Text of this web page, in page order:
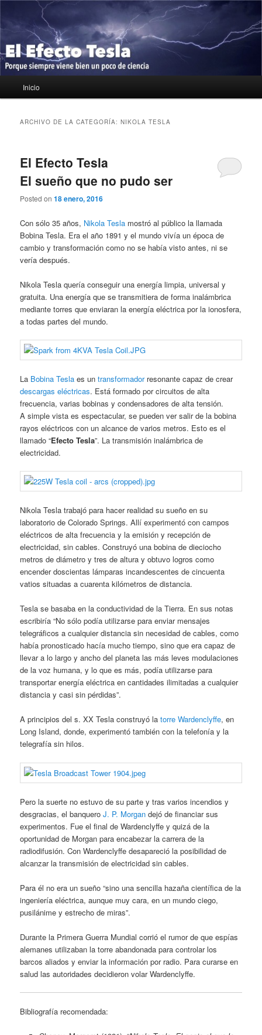
contenido
principal
contenido
secundario
El Efecto Tesla
Porque siempre viene bien un poco de ciencia
principal
Inicio
ARCHIVO DE LA CATEGORÍA:NIKOLA TESLA
El Efecto Tesla
El sueño que no pudo ser
Posted on18 enero, 2016
Con sólo 35 años, Nikola Tesla mostró al público la llamada
Bobina Tesla. Era el año 1891 y el mundo vivía un época de
cambio y transformación como no se había visto antes, ni se
vería después.
Nikola Tesla quería conseguir una energía limpia, universal y
gratuita. Una energía que se transmitiera de forma inalámbrica
mediante torres que enviaran la energía eléctrica por la ionosfera,
a todas partes del mundo.
La Bobina Tesla es untransformadorresonante capaz de crear
descargas eléctricas. Está formado por circuitos de alta
frecuencia, varias bobinas y condensadores de alta tensión.
A simple vista es espectacular, se pueden ver salir de la bobina
rayos eléctricos con un alcance de varios metros. Esto es el
llamado “Efecto Tesla”. La transmisión inalámbrica de
electricidad.
Nikola Tesla trabajó para hacer realidad su sueño en su
laboratorio de Colorado Springs. Allí experimentó con campos
eléctricos de alta frecuencia y la emisión y recepción de
electricidad, sin cables. Construyó una bobina de dieciocho
metros de diámetro y tres de altura y obtuvo logros como
encender doscientas lámparas incandescentes de cincuenta
vatios situadas a cuarenta kilómetros de distancia.
Tesla se basaba en la conductividad de la Tierra. En sus notas
escribiría “No sólo podía utilizarse para enviar mensajes
telegráficos a cualquier distancia sin necesidad de cables, como
había pronosticado hacía mucho tiempo, sino que era capaz de
llevar a lo largo y ancho del planeta las más leves modulaciones
de la voz humana, y lo que es más, podía utilizarse para
transportar energía eléctrica en cantidades ilimitadas a cualquier
distancia y casi sin pérdidas”.
A principios del s. XX Tesla construyó latorre Wardenclyffe, en
Long Island, donde, experimentó también con la telefonía y la
telegrafía sin hilos.
Pero la suerte no estuvo de su parte y tras varios incendios y
desgracias, el banqueroJ. P. Morgan dejó de financiar sus
experimentos. Fue el final de Wardenclyffe y quizá de la
oportunidad de Morgan para encabezar la carrera de la
radiodifusión. Con Wardenclyffe desapareció la posibilidad de
alcanzar la transmisión de electricidad sin cables.
Para él no era un sueño “sino una sencilla hazaña científica de la
ingeniería eléctrica, aunque muy cara, en un mundo ciego,
pusilánime y estrecho de miras”.
Durante la Primera Guerra Mundial corrió el rumor de que espías
alemanes utilizaban la torre abandonada para controlar los
barcos aliados y enviar la información por radio. Para curarse en
salud las autoridades decidieron volar Wardenclyffe.
Bibliografía recomendada: